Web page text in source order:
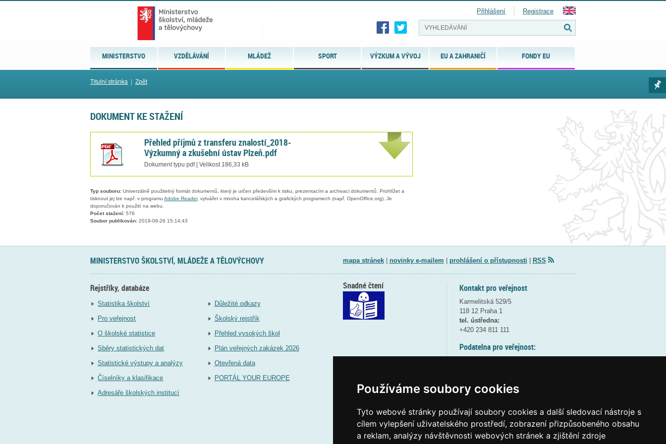
Používáme soubory cookies
Tyto webové stránky používají soubory cookies a další sledovací nástroje s
cílem vylepšení uživatelského prostředí, zobrazení přizpůsobeného obsahu
a reklam, analýzy návštěvnosti webových stránek a zjištění zdroje
MINISTERSTVO VZDĚLÁVÁNÍ MLÁDEŽ SPORT VÝZKUM A VÝVOJ EU A ZAHRANIČÍ FONDY EU
Přihlášení Registrace
Titulní stránka Zpět
DOKUMENT KE STAŽENÍ
Přehled příjmů z transferu znalostí_2018-
Výzkumný a zkušební ústav Plzeň.pdf
Dokument typu pdf | Velikost 186,33 kB
Typ souboru: Univerzálně použitelný formát dokumentů, který je určen především k tisku, prezentacím a archivaci dokumentů. Prohlížet a
tisknout jej lze např. v programu Adobe Reader, vytvářet v mnoha kancelářských a grafických programech (např. OpenOffice.org). Je
doporučován k použití na webu.
Počet stažení: 576
Soubor publikován: 2019-08-26 15:14:43
MINISTERSTVO ŠKOLSTVÍ, MLÁDEŽE A TĚLOVÝCHOVY mapa stránek| novinky e-mailem prohlášení o přístupnosti RSS
Rejstříky, databáze
Statistika školství
Pro veřejnost
O školské statistice
Sběry statistických dat
Statistické výstupy a analýzy
Číselníky a klasifikace
Adresáře školských institucí
Důležité odkazy
Školský rejstřík
Přehled vysokých škol
Plán veřejných zakázek 2026
Otevřená data
PORTÁL YOUR EUROPE
Kontakt pro veřejnost
Karmelitská 529/5
118 12 Praha 1
tel. ústředna:
+420 234 811 111
Podatelna pro veřejnost:
(více informací
Elektronická podatelna:
posta@msmtgov cz
Snadné čtení